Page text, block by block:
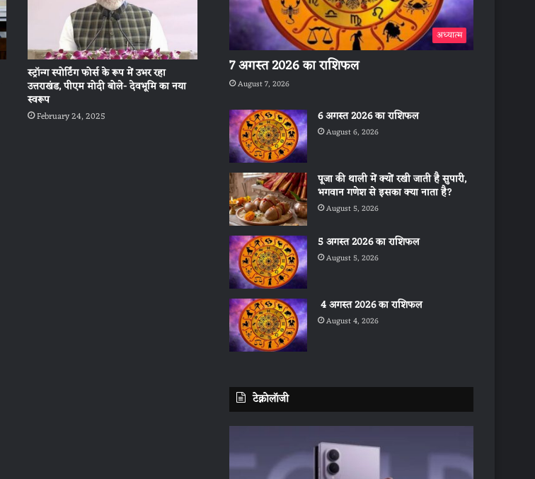
स्ट्रॉन्ग स्पोर्टिंग फोर्स के रूप में उभर रहा
उत्तराखंड, पीएम मोदी बोले- देवभूमि का नया
स्वरूप
February 24, 2025
अध्यात्म
7 अगस्त 2026 का राशिफल
August 7, 2026
6 अगस्त 2026 का राशिफल
August 6, 2026
पूजा की थाली में क्यों रखी जाती है सुपारी,
भगवान गणेश से इसका क्या नाता है?
August 5, 2026
5 अगस्त 2026 का राशिफल
August 5, 2026
4 अगस्त 2026 का राशिफल
August 4, 2026
टेक्नोलॉजी